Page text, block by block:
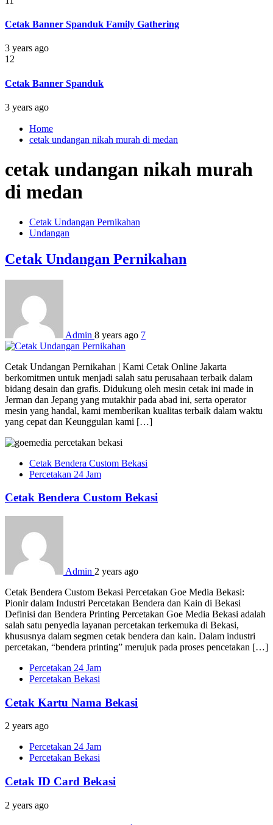
Cetak Banner Spanduk Family Gathering
3 years ago
12
Cetak Banner Spanduk
3 years ago
Home
cetak undangan nikah murah di medan
cetak undangan nikah murah
di medan
Cetak Undangan Pernikahan
Undangan
Cetak Undangan Pernikahan
Admin 8 years ago 7
Cetak Undangan Pernikahan | Kami Cetak Online Jakarta
berkomitmen untuk menjadi salah satu perusahaan terbaik dalam
bidang desain dan grafis. Didukung oleh mesin cetak ini made in
Jerman dan Jepang yang mutakhir pada abad ini, serta operator
mesin yang handal, kami memberikan kualitas terbaik dalam waktu
yang cepat dan Keunggulan kami […]
Cetak Bendera Custom Bekasi
Percetakan 24 Jam
Cetak Bendera Custom Bekasi
Admin 2 years ago
Cetak Bendera Custom Bekasi Percetakan Goe Media Bekasi:
Pionir dalam Industri Percetakan Bendera dan Kain di Bekasi
Definisi dan Bendera Printing Percetakan Goe Media Bekasi adalah
salah satu penyedia layanan percetakan terkemuka di Bekasi,
khususnya dalam segmen cetak bendera dan kain. Dalam industri
percetakan, “bendera printing” merujuk pada proses pencetakan […]
Percetakan 24 Jam
Percetakan Bekasi
Cetak Kartu Nama Bekasi
2 years ago
Percetakan 24 Jam
Percetakan Bekasi
Cetak ID Card Bekasi
2 years ago